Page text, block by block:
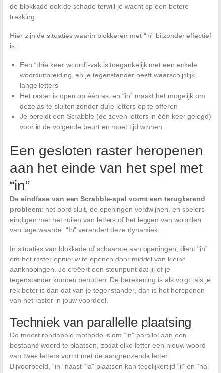
de blokkade ook de schade terwijl je wacht op een betere
trekking.
Hier zijn de situaties waarin blokkeren met “in” bijzonder effectief
is:
Een “drie keer woord”-vak is toegankelijk met een enkele
woorduitbreiding, en je tegenstander heeft waarschijnlijk
lange letters
Het raster is open op één as, en “in” maakt het mogelijk om
deze as te sluiten zonder dure letters op te offeren
Je bereidt een Scrabble (de zeven letters in één keer gelegd)
voor in de volgende beurt en moet tijd winnen
Een gesloten raster heropenen
aan het einde van het spel met
“in”
De eindfase van een Scrabble-spel vormt een terugkerend
probleem: het bord sluit, de openingen verdwijnen, en spelers
eindigen met het ruilen van letters of het leggen van woorden
van lage waarde. “In” verandert deze dynamiek.
In situaties van blokkade of schaarste aan openingen, dient “in”
om het raster opnieuw te openen door middel van kleine
aanknopingen. Je creëert een steunpunt dat jij of je
tegenstander kunnen benutten. De berekening is als volgt: als je
rek beter is dan dat van je tegenstander, dan is het heropenen
van het raster in jouw voordeel.
Techniek van parallelle plaatsing
De meest rendabele methode is om “in” parallel aan een
bestaand woord te plaatsen, zodat elke letter een nieuw woord
van twee letters vormt met de aangrenzende letter.
Bijvoorbeeld, “in” naast “la” plaatsen kan tegelijkertijd “il” en “na”